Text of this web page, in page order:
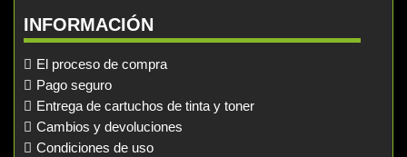
INFORMACIÓN
El proceso de compra
Pago seguro
Entrega de cartuchos de tinta y toner
Cambios y devoluciones
Condiciones de uso